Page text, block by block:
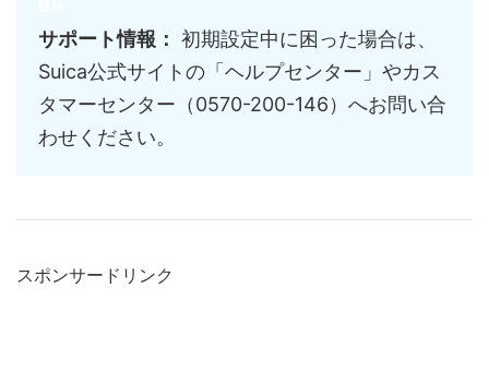
サポート情報： 初期設定中に困った場合は、
Suica公式サイトの「ヘルプセンター」やカス
タマーセンター（0570-200-146）へお問い合
わせください。
スポンサードリンク